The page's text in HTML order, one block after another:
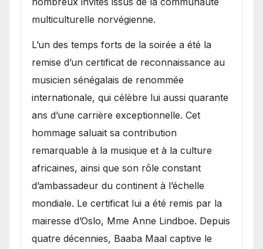
multiculturelle norvégienne.
​L’un des temps forts de la soirée a été la
remise d’un certificat de reconnaissance au
musicien sénégalais de renommée
internationale, qui célèbre lui aussi quarante
ans d’une carrière exceptionnelle. Cet
hommage saluait sa contribution
remarquable à la musique et à la culture
africaines, ainsi que son rôle constant
d’ambassadeur du continent à l’échelle
mondiale. Le certificat lui a été remis par la
mairesse d’Oslo, Mme Anne Lindboe. Depuis
quatre décennies, Baaba Maal captive le